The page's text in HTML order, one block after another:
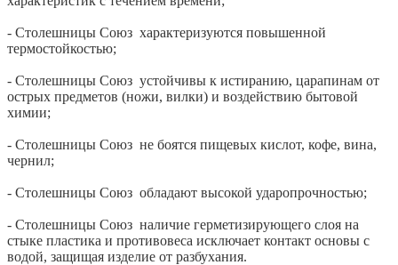
- Столешницы Союз характеризуются повышенной
термостойкостью;
- Столешницы Союз устойчивы к истиранию, царапинам от
острых предметов (ножи, вилки) и воздействию бытовой
химии;
- Столешницы Союз не боятся пищевых кислот, кофе, вина,
чернил;
- Столешницы Союз обладают высокой ударопрочностью;
- Столешницы Союз наличие герметизирующего слоя на
стыке пластика и противовеса исключает контакт основы с
водой, защищая изделие от разбухания.